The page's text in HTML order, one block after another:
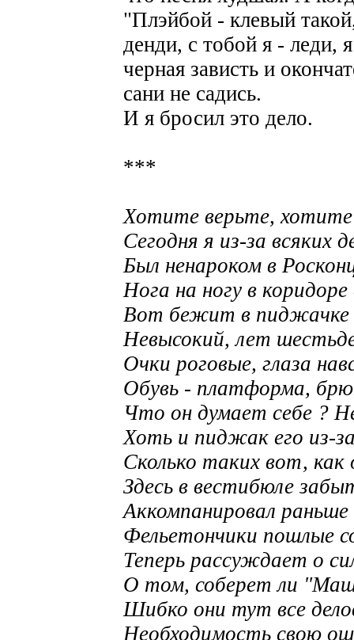
"Плэйбой - клевый
денди, с тобой я - леди,
черная зависть и
сани не садись.
И я бросил это дело.
***
Хотите верьте, хотите
Сегодня я из-за всяких
Был ненароком в
Нога на ногу в коридоре
Вот бежит в пиджачке
Невысокий, лет
Очки роговые, глаза
Обувь - платформа,
Что он думает себе ?
Хоть и пиджак его из-
Сколько таких вот, как
Здесь в вестибюле
Аккомпанировал раньше
Фельетончики пошлые
Теперь рассуждает о
О том, соберет ли
Шибко они тут все
Необходимость свою